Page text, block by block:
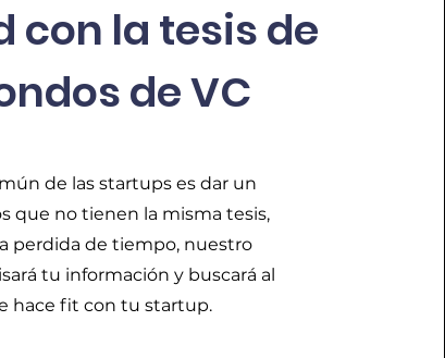
con la tesis de
de VC
de las startups es dar un
que no tienen la misma tesis,
perdida de tiempo, nuestro
tu información y buscará al
hace fit con tu startup.